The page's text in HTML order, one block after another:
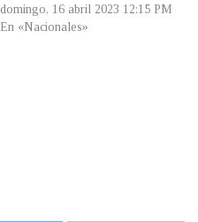
domingo, 16 abril 2023 12:15 PM
En «Nacionales»